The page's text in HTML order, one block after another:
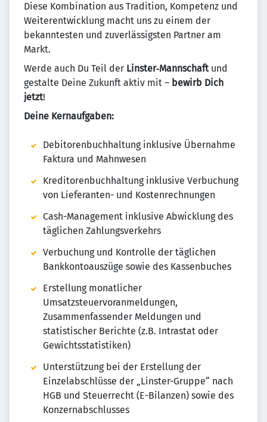
Diese Kombination aus Tradition, Kompetenz und
Weiterentwicklung macht uns zu einem der
bekanntesten und zuverlässigsten Partner am
Markt.
Werde auch Du Teil der Linster‑Mannschaft und
gestalte Deine Zukunft aktiv mit – bewirb Dich
jetzt!
Deine Kernaufgaben:
Debitorenbuchhaltung inklusive Übernahme
Faktura und Mahnwesen
Kreditorenbuchhaltung inklusive Verbuchung
von Lieferanten- und Kostenrechnungen
Cash-Management inklusive Abwicklung des
täglichen Zahlungsverkehrs
Verbuchung und Kontrolle der täglichen
Bankkontoauszüge sowie des Kassenbuches
Erstellung monatlicher
Umsatzsteuervoranmeldungen,
Zusammenfassender Meldungen und
statistischer Berichte (z.B. Intrastat oder
Gewichtsstatistiken)
Unterstützung bei der Erstellung der
Einzelabschlüsse der „Linster-Gruppe“ nach
HGB und Steuerrecht (E-Bilanzen) sowie des
Konzernabschlusses